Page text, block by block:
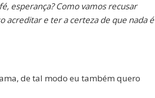
esperança? Como vamos recusar
acreditar e ter a certeza de que nada é
de tal modo eu também quero